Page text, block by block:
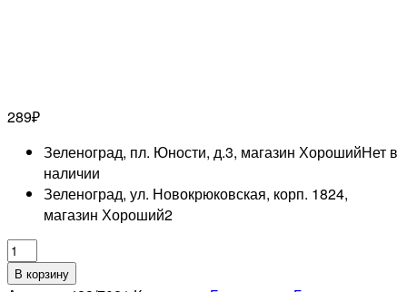
289₽
Зеленоград, пл. Юности, д.3, магазин ХорошийНет в
наличии
Зеленоград, ул. Новокрюковская, корп. 1824,
магазин Хороший2
Количество
товара
В корзину